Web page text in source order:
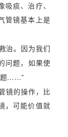
吸痰、治疗、
管镜基本上是
治。因为我们
问题，如果使
……”
镜的操作，比
，可能价值就